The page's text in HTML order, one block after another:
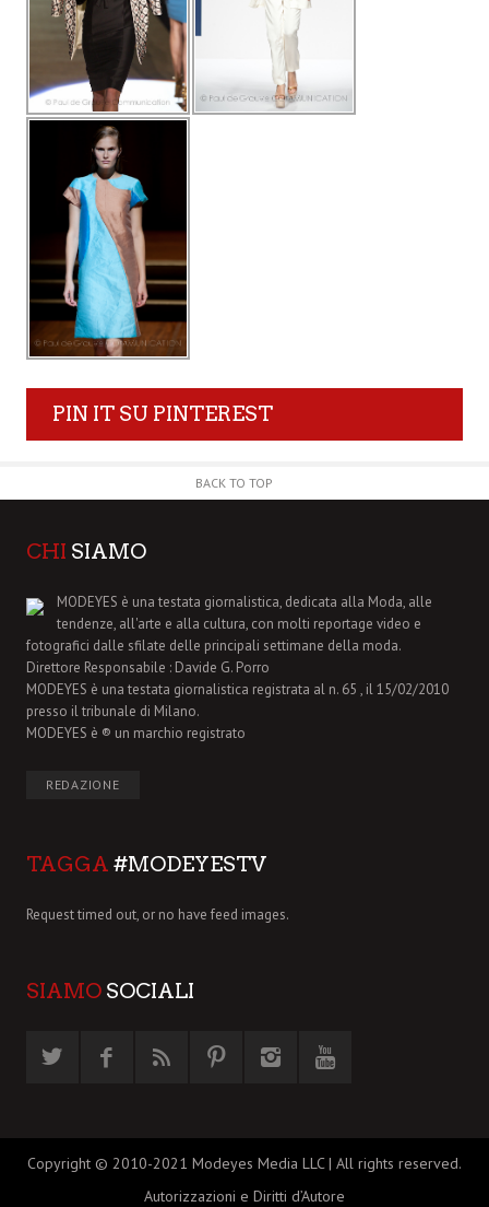
PIN IT SU PINTEREST
BACK TO TOP
CHI SIAMO
MODEYES è una testata giornalistica, dedicata alla Moda, alle
tendenze, all'arte e alla cultura, con molti reportage video e
fotografici dalle sfilate delle principali settimane della moda.
Direttore Responsabile : Davide G. Porro
MODEYES è una testata giornalistica registrata al n. 65 , il 15/02/2010
presso il tribunale di Milano.
MODEYES è ® un marchio registrato
REDAZIONE
TAGGA #MODEYESTV
Request timed out, or no have feed images.
SIAMO SOCIALI
Copyright © 2010-2021 Modeyes Media LLC | All rights reserved.
Autorizzazioni e Diritti d’Autore